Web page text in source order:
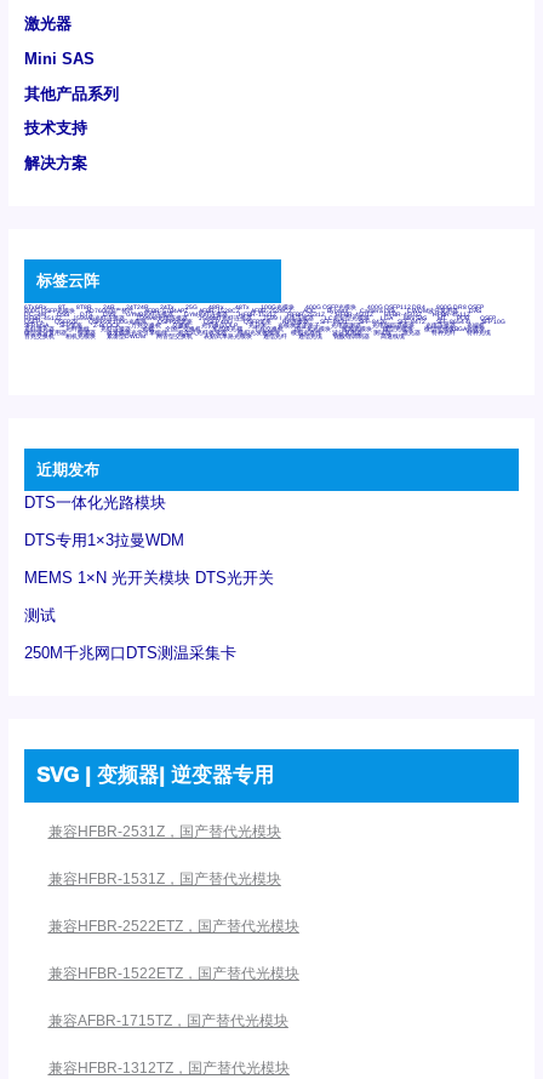
激光器
Mini SAS
其他产品系列
技术支持
解决方案
标签云阵
6Tx6Rx 8T 8T8R 24R 24T24R 24Tx 25G 48Rx 48Tx 100G光模块 400G OSFP光模块 400G QSFP112 DR4 800G DR8 OSFP
800G OSFP光模块 AD7606国产替代 AFBR-57B4APZ AFBR-1528CZ AFBR-2528CZ AOC Bypass Camera Link CWDM波分复用器 DAS
DC~4M DSS DTS DVS GYMB光纤连接器 GYM光纤连接器 HFBR-1531Z HFBR-2531Z HFBR-4501Z HFBR-4503Z HFBR-4511Z
HFBR-4513Z J599A6光纤连接器 J599A8光电连接器 J599MT光纤连接器 J599Ⅰ光电连接器 LC超短型光模块 LGA Mini SAS MT POB QSFP
QSFP+ QSFP28 QSFP28 100G光模块 QSFP28笼座 QSFP 40G QSFP笼座 RP连接器 SFF-8431 SFF-8436 SFF-8472 SFF-8654 4i SFP 10G
SFP MSA SFP笼座 Z-BLOCK 万兆交换机 交换机 光切换仪OLP 光开关 光模块笼子座子 光电探测器 光电编码器模块 光电连接器 光端机
光纤激光器 光纤跳线 光纤连接器 光耦 全国产交换机 军品级光耦 千兆交换机 国产化光模块 射频光模块 微型光模块 微型可插拔BGA光模块
微型波分复用器 探测器 收发模块光学引擎组件 机架式光纤收发器 模拟光发射模块 模拟光器件 波分复用器 测试版 激光器 特种光纤 特种光缆
百兆交换机 相机光模块 紧凑型DWDM 网管型交换机 表贴式单路光模块 通信光纤 通信光缆 铌酸锂调制器 高速线缆
近期发布
DTS一体化光路模块
DTS专用1×3拉曼WDM
MEMS 1×N 光开关模块 DTS光开关
测试
250M千兆网口DTS测温采集卡
SVG | 变频器| 逆变器专用
兼容HFBR-2531Z，国产替代光模块
兼容HFBR-1531Z，国产替代光模块
兼容HFBR-2522ETZ，国产替代光模块
兼容HFBR-1522ETZ，国产替代光模块
兼容AFBR-1715TZ，国产替代光模块
兼容HFBR-1312TZ，国产替代光模块